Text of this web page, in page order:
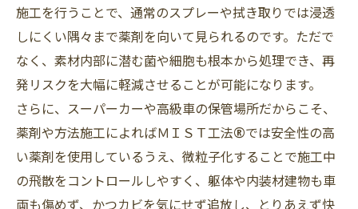
施工を行うことで、通常のスプレーや拭き取りでは浸透
しにくい隅々まで薬剤を向いて見られるのです。ただで
なく、素材内部に潜む菌や細胞も根本から処理でき、再
発リスクを大幅に軽減させることが可能になります。
さらに、スーパーカーや高級車の保管場所だからこそ、
薬剤や方法施工によればＭＩＳＴ工法®では安全性の高
い薬剤を使用しているうえ、微粒子化することで施工中
の飛散をコントロールしやすく、躯体や内装材建物も車
両も傷めず、かつカビを気にせず追放し、とりあえず快